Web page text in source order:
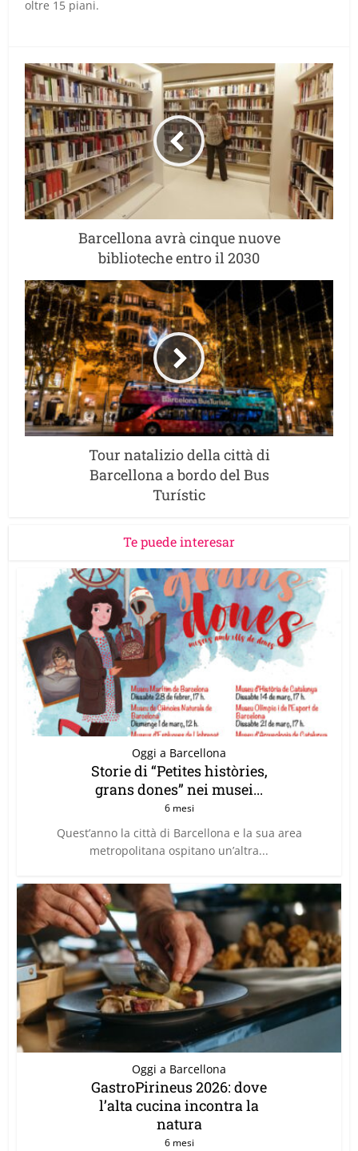
oltre 15 piani.
Barcellona avrà cinque nuove
biblioteche entro il 2030
Tour natalizio della città di
Barcellona a bordo del Bus
Turístic
Te puede interesar
Oggi a Barcellona
Storie di “Petites històries,
grans dones” nei musei...
6 mesi
Quest’anno la città di Barcellona e la sua area
metropolitana ospitano un’altra...
Oggi a Barcellona
GastroPirineus 2026: dove
l’alta cucina incontra la
natura
6 mesi